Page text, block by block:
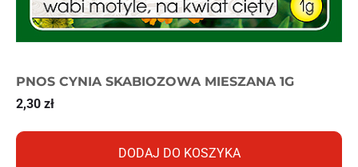
PNOS CYNIA SKABIOZOWA MIESZANA 1G
2,30 zł
DODAJ DO KOSZYKA